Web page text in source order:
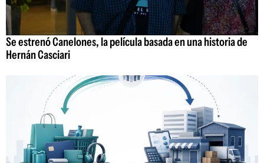
Se estrenó Canelones, la película basada en una historia de
Hernán Casciari